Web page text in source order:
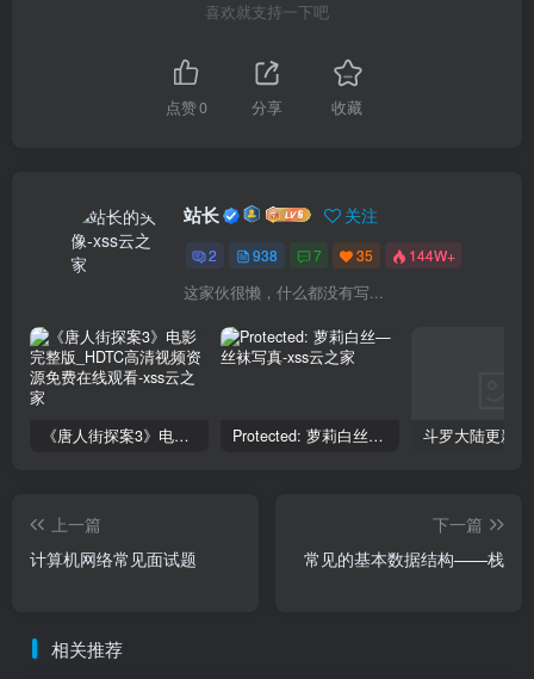
喜欢就支持一下吧
点赞0 分享 收藏
站长 关注
2 938 7 35 144W+
这家伙很懒，什么都没有写...
《唐人街探案3》电影完整版_HDTC高清视频资源免费在线观看 Protected: 萝莉白丝—丝袜写真
上一篇
计算机网络常见面试题
下一篇
常见的基本数据结构——栈
相关推荐